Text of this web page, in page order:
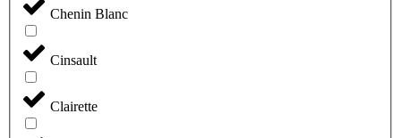
Chenin Blanc
Cinsault
Clairette